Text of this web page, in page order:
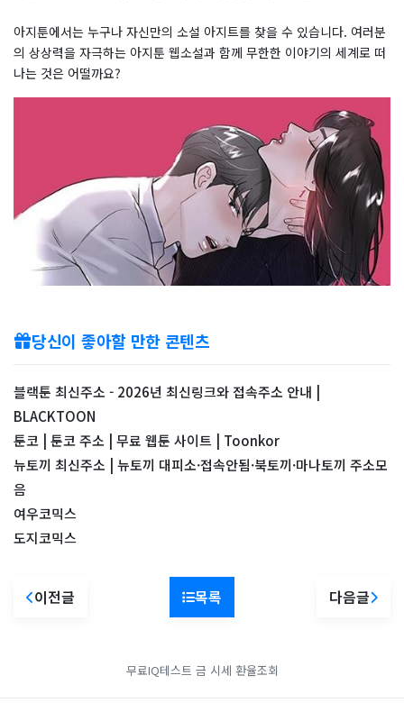
아지툰에서는 누구나 자신만의 소설 아지트를 찾을 수 있습니다. 여러분
의 상상력을 자극하는 아지툰 웹소설과 함께 무한한 이야기의 세계로 떠
나는 것은 어떨까요?
당신이 좋아할 만한 콘텐츠
블랙툰 최신주소 - 2026년 최신링크와 접속주소 안내 |
BLACKTOON
툰코 | 툰코 주소 | 무료 웹툰 사이트 | Toonkor
뉴토끼 최신주소 | 뉴토끼 대피소·접속안됨·북토끼·마나토끼 주소모
음
여우코믹스
도지코믹스
이전글 목록 다음글
무료IQ테스트 금 시세 환율조회